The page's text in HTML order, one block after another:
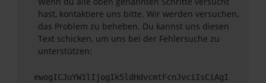
hast, kontaktiere uns bitte. Wir werden versuchen,
das Problem zu beheben. Du kannst uns diesen
Text schicken, um uns bei der Fehlersuche zu
unterstützen:
ewogICJuYW1lIjogIk5ldHdvcmtFcnJvciIsCiAgI